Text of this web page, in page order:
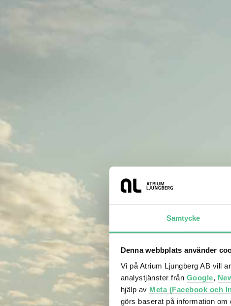
Samtycke
Denna webbplats använder
Vi på Atrium Ljungberg AB vill
analystjänster från Google,
hjälp av Meta (Facebook och
görs baserat på information